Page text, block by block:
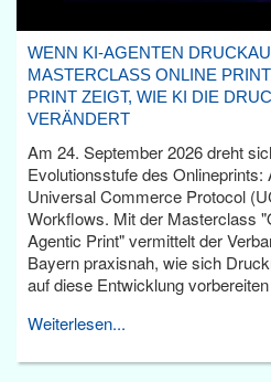
WENN KI-AGENTEN
MASTERCLASS ONLINE
PRINT ZEIGT, WIE KI DIE
VERÄNDERT
Am 24. September 2026 dreht
Evolutionsstufe des Onlineprints:
Universal Commerce Protocol
Workflows. Mit der Masterclass
Agentic Print" vermittelt der
Bayern praxisnah, wie sich
auf diese Entwicklung
Weiterlesen...